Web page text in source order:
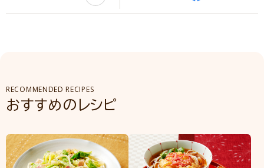
RECOMMENDED RECIPES
おすすめのレシピ